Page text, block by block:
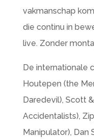
vakmanschap
die continu in
live. Zonder
De internationale
Houtepen (the
Daredevil), Scott
Accidentalists),
Manipulator), Dan